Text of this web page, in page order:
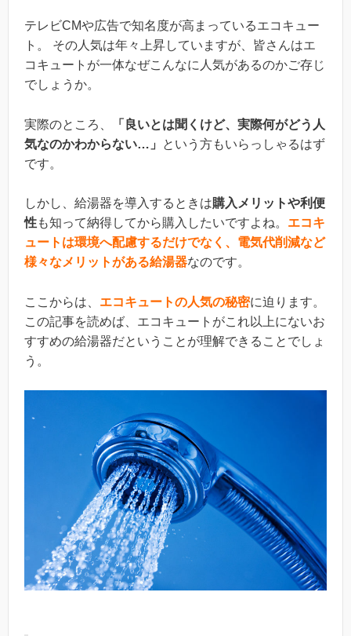
テレビCMや広告で知名度が高まっているエコキュー
ト。 その人気は年々上昇していますが、皆さんはエ
コキュートが一体なぜこんなに人気があるのかご存じ
でしょうか。
実際のところ、
「良いとは聞くけど、実際何がどう人
気なのかわからない…」
という方もいらっしゃるはず
です。
しかし、給湯器を導入するときは購入メリットや利便
性も知って納得してから購入したいですよね。 エコキ
ュートは環境へ配慮するだけでなく、電気代削減など
様々なメリットがある給湯器なのです。
ここからは、 エコキュートの人気の秘密に迫ります。
この記事を読めば、エコキュートがこれ以上にないお
すすめの給湯器だということが理解できることでしょ
う。